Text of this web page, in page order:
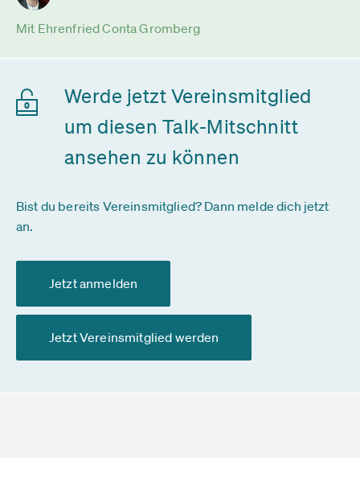
Mit Ehrenfried Conta Gromberg
Werde jetzt Vereinsmitglied
um diesen Talk-Mitschnitt
ansehen zu können
Bist du bereits Vereinsmitglied? Dann melde dich jetzt
an.
Jetzt anmelden
Jetzt Vereinsmitglied werden